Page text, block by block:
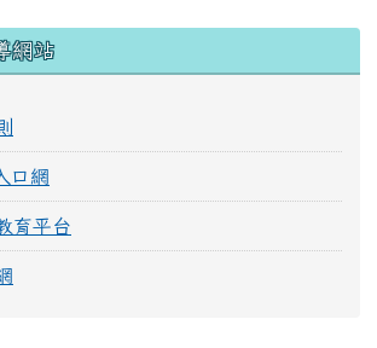
網站
口網
育平台